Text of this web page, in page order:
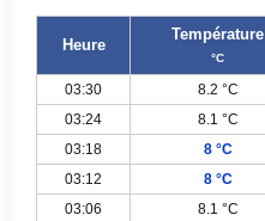
Heure
Température
°C
03:30 8.2 °C
03:24
8.1 °C
03:18
8 °C
03:12
8 °C
03:06
8.1 °C